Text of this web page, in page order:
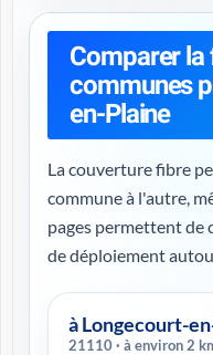
Comparer la
communes
en-Plaine
La couverture fibre
commune à l'autre,
pages permettent de
de déploiement
à Longecourt-
21110 · à environ 2